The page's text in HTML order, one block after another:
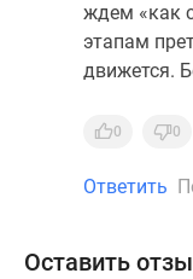
ждем «как
этапам
движется.
0 0
Ответить
Оставить